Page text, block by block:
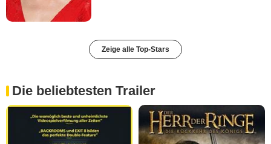
Zeige alle Top-Stars
Die beliebtesten Trailer